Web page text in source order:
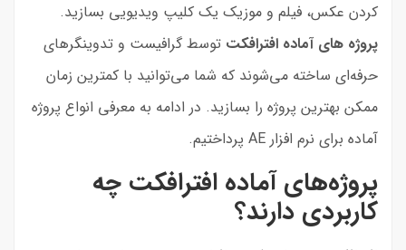
کردن عکس، فیلم و موزیک یک کلیپ ویدیویی بسازید.
پروژه های آماده افترافکت توسط گرافیست و تدوینگرهای
حرفه‌ای ساخته می‌شوند که شما می‌توانید با کمترین زمان
ممکن بهترین پروژه را بسازید. در ادامه به معرفی انواع پروژه
آماده برای نرم افزار AE پرداختیم.
پروژه‌های آماده افترافکت چه
کاربردی دارند؟